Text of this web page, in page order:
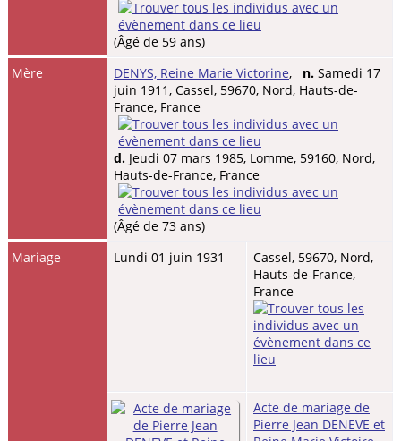
(Âgé de 59 ans)
Mère
DENYS, Reine Marie Victorine, n. Samedi 17
juin 1911, Cassel, 59670, Nord, Hauts-de-
France, France
d. Jeudi 07 mars 1985, Lomme, 59160, Nord,
Hauts-de-France, France
(Âgé de 73 ans)
Mariage
Lundi 01 juin 1931
Cassel, 59670, Nord,
Hauts-de-France,
France
Acte de mariage de
Pierre Jean DENEVE et